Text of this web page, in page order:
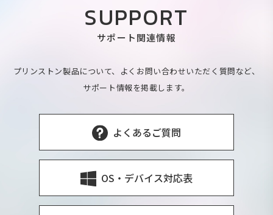
SUPPORT
サポート関連情報
プリンストン製品について、よくお問い合わせいただく質問など、
サポート情報を掲載します。
よくあるご質問
OS・デバイス対応表